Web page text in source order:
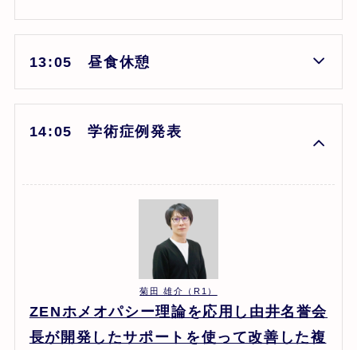
13:05 昼食休憩
14:05 学術症例発表
菊田 雄介（R1）
ZENホメオパシー理論を応用し由井名誉会
長が開発したサポートを使って改善した複